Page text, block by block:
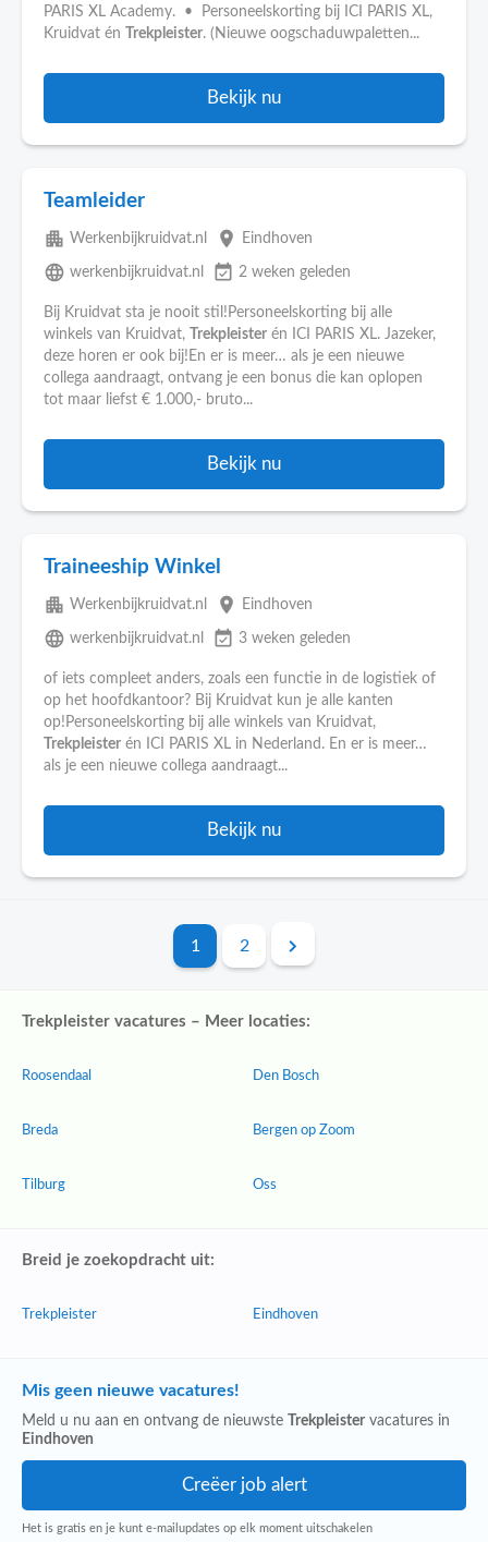
PARIS XL Academy. • Personeelskorting bij ICI PARIS XL,
Kruidvat én
Trekpleister. (Nieuwe oogschaduwpaletten...
Bekijk nu
Teamleider
apartment Werkenbijkruidvat.nl place Eindhoven
language werkenbijkruidvat.nl event_available 2 weken geleden
Bij Kruidvat sta je nooit stil!Personeelskorting bij alle
winkels van Kruidvat,
Trekpleister én ICI PARIS XL. Jazeker,
deze horen er ook bij!En er is meer… als je een nieuwe
collega aandraagt, ontvang je een bonus die kan oplopen
tot maar liefst € 1.000,- bruto...
Bekijk nu
Traineeship Winkel
apartment Werkenbijkruidvat.nl place Eindhoven
language werkenbijkruidvat.nl event_available 3 weken geleden
of iets compleet anders, zoals een functie in de logistiek of
op het hoofdkantoor? Bij Kruidvat kun je alle kanten
op!Personeelskorting bij alle winkels van Kruidvat,
Trekpleister én ICI PARIS XL in Nederland. En er is meer…
als je een nieuwe collega aandraagt...
Bekijk nu
1 2
Trekpleister vacatures – Meer locaties:
Roosendaal
Breda
Tilburg
Den Bosch
Bergen op Zoom
Oss
Breid je zoekopdracht uit:
Trekpleister Eindhoven
Mis geen nieuwe vacatures!
Meld u nu aan en ontvang de nieuwste Trekpleister vacatures in
Eindhoven
Het is gratis en je kunt e-mailupdates op elk moment uitschakelen